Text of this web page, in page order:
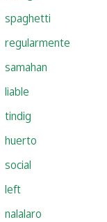
spaghetti
regularmente
samahan
liable
tindig
huerto
social
left
nalalaro